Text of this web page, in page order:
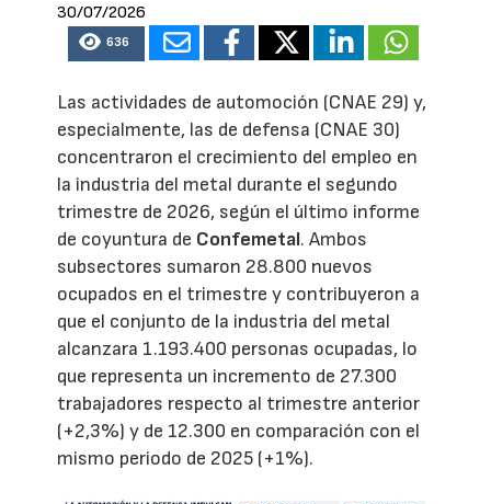
30/07/2026
636
Las actividades de automoción (CNAE 29) y,
especialmente, las de defensa (CNAE 30)
concentraron el crecimiento del empleo en
la industria del metal durante el segundo
trimestre de 2026, según el último informe
de coyuntura de Confemetal. Ambos
subsectores sumaron 28.800 nuevos
ocupados en el trimestre y contribuyeron a
que el conjunto de la industria del metal
alcanzara 1.193.400 personas ocupadas, lo
que representa un incremento de 27.300
trabajadores respecto al trimestre anterior
(+2,3%) y de 12.300 en comparación con el
mismo periodo de 2025 (+1%).